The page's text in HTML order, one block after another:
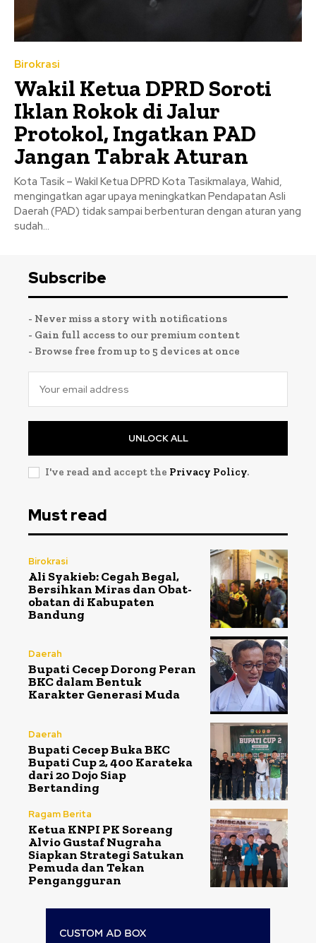
Birokrasi
Wakil Ketua DPRD Soroti
Iklan Rokok di Jalur
Protokol, Ingatkan PAD
Jangan Tabrak Aturan
Kota Tasik – Wakil Ketua DPRD Kota Tasikmalaya, Wahid,
mengingatkan agar upaya meningkatkan Pendapatan Asli
Daerah (PAD) tidak sampai berbenturan dengan aturan yang
sudah...
Subscribe
- Never miss a story with notifications
- Gain full access to our premium content
- Browse free from up to 5 devices at once
UNLOCK ALL
I've read and accept the Privacy Policy.
Must read
Birokrasi
Ali Syakieb: Cegah Begal,
Bersihkan Miras dan Obat-
obatan di Kabupaten
Bandung
Daerah
Bupati Cecep Dorong Peran
BKC dalam Bentuk
Karakter Generasi Muda
Daerah
Bupati Cecep Buka BKC
Bupati Cup 2, 400 Karateka
dari 20 Dojo Siap
Bertanding
Ragam Berita
Ketua KNPI PK Soreang
Alvio Gustaf Nugraha
Siapkan Strategi Satukan
Pemuda dan Tekan
Pengangguran